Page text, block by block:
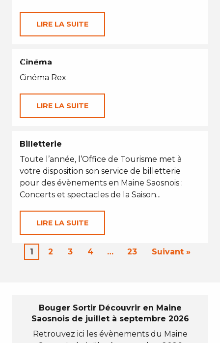
LIRE LA SUITE
EN TOUTES SAISONS
Cinéma
Cinéma Rex
LIRE LA SUITE
Billetterie
Toute l’année, l’Office de Tourisme met à
votre disposition son service de billetterie
pour des évènements en Maine Saosnois :
Concerts et spectacles de la Saison...
LIRE LA SUITE
1 2 3 4 … 23 Suivant »
Bouger Sortir Découvrir en Maine
Saosnois de juillet à septembre 2026
Retrouvez ici les évènements du Maine